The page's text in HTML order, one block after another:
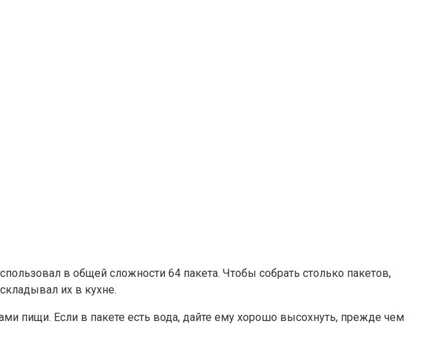
в общей сложности 64 пакета. Чтобы собрать столько пакетов,
их в кухне.
пищи. Если в пакете есть вода, дайте ему хорошо высохнуть, прежде чем